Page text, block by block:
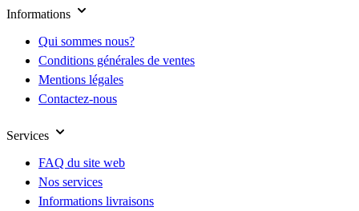
Informations
Qui sommes nous?
Conditions générales de ventes
Mentions légales
Contactez-nous
Services
FAQ du site web
Nos services
Informations livraisons